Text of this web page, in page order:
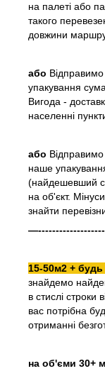
на палеті або
такого
довжини
або Відправимо
упакування
Вигода -
населенні
або Відправимо
наше
(найдешевший
на об'єкт.
знайти
15-50м2 + будь
знайдемо
в стислі
вас потрібна
отриманні
на об'єми 30+